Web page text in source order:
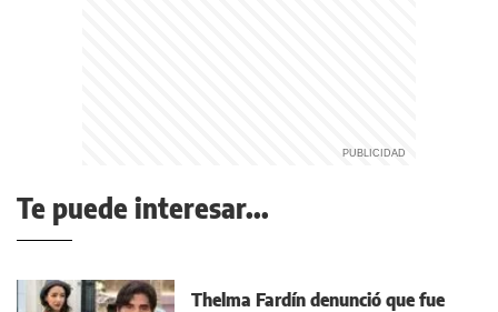
Te puede interesar...
Thelma Fardín denunció que fue